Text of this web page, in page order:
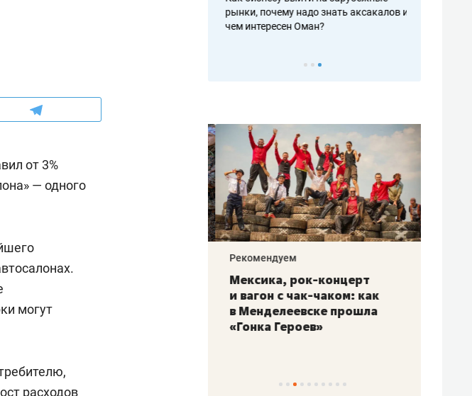
от 3%
— одного
могут
расходов
рынки, почему надо знать аксакалов и
чем интересен Оман?
с ментальным и физическим
Рекомендуем
Мексика, рок-концерт
и вагон с чак-чаком: как
в Менделеевске прошла
«Гонка Героев»